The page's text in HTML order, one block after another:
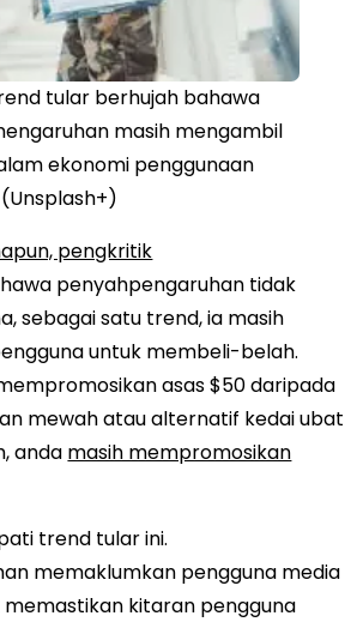
tular berhujah bahawa
masih mengambil
ekonomi penggunaan
pengkritik
penyahpengaruhan tidak
sebagai satu trend, ia masih
untuk membeli-belah.
asas $50 daripada
mewah atau alternatif kedai ubat
anda masih mempromosikan
trend tular ini.
memaklumkan pengguna media
memastikan kitaran pengguna